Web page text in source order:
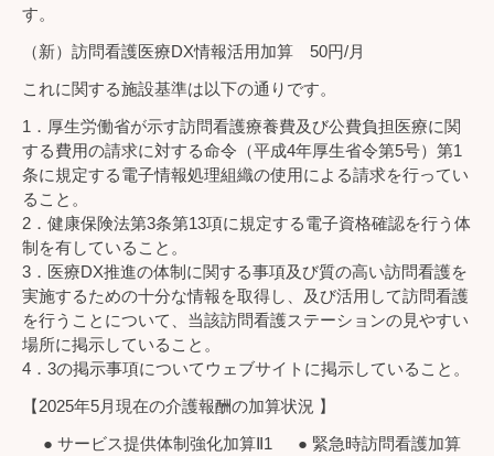
す。
（新）訪問看護医療DX情報活用加算 50円/月
これに関する施設基準は以下の通りです。
1．厚生労働省が示す訪問看護療養費及び公費負担医療に関
する費用の請求に対する命令（平成4年厚生省令第5号）第1
条に規定する電子情報処理組織の使用による請求を行ってい
ること。
2．健康保険法第3条第13項に規定する電子資格確認を行う体
制を有していること。
3．医療DX推進の体制に関する事項及び質の高い訪問看護を
実施するための十分な情報を取得し、及び活用して訪問看護
を行うことについて、当該訪問看護ステーションの見やすい
場所に掲示していること。
4．3の掲示事項についてウェブサイトに掲示していること。
【2025年5月現在の介護報酬の加算状況 】
● サービス提供体制強化加算Ⅱ1 ● 緊急時訪問看護加算